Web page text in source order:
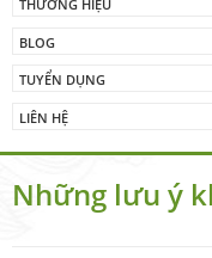
THƯƠNG HIỆU
BLOG
TUYỂN DỤNG
LIÊN HỆ
Những lưu ý